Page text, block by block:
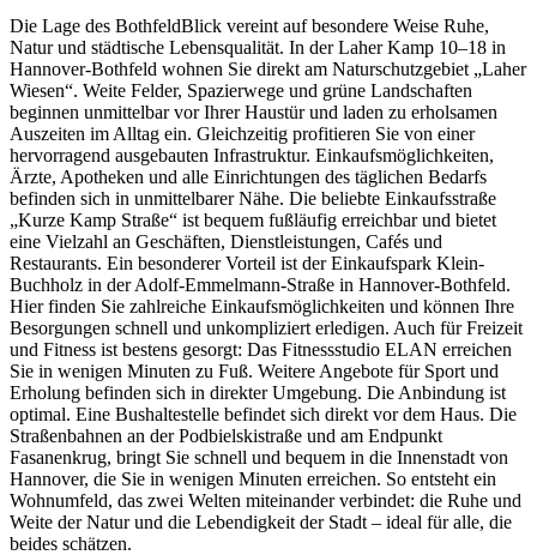
Die Lage des BothfeldBlick vereint auf besondere Weise Ruhe,
Natur und städtische Lebensqualität. In der Laher Kamp 10–18 in
Hannover-Bothfeld wohnen Sie direkt am Naturschutzgebiet „Laher
Wiesen“. Weite Felder, Spazierwege und grüne Landschaften
beginnen unmittelbar vor Ihrer Haustür und laden zu erholsamen
Auszeiten im Alltag ein. Gleichzeitig profitieren Sie von einer
hervorragend ausgebauten Infrastruktur. Einkaufsmöglichkeiten,
Ärzte, Apotheken und alle Einrichtungen des täglichen Bedarfs
befinden sich in unmittelbarer Nähe. Die beliebte Einkaufsstraße
„Kurze Kamp Straße“ ist bequem fußläufig erreichbar und bietet
eine Vielzahl an Geschäften, Dienstleistungen, Cafés und
Restaurants. Ein besonderer Vorteil ist der Einkaufspark Klein-
Buchholz in der Adolf-Emmelmann-Straße in Hannover-Bothfeld.
Hier finden Sie zahlreiche Einkaufsmöglichkeiten und können Ihre
Besorgungen schnell und unkompliziert erledigen. Auch für Freizeit
und Fitness ist bestens gesorgt: Das Fitnessstudio ELAN erreichen
Sie in wenigen Minuten zu Fuß. Weitere Angebote für Sport und
Erholung befinden sich in direkter Umgebung. Die Anbindung ist
optimal. Eine Bushaltestelle befindet sich direkt vor dem Haus. Die
Straßenbahnen an der Podbielskistraße und am Endpunkt
Fasanenkrug, bringt Sie schnell und bequem in die Innenstadt von
Hannover, die Sie in wenigen Minuten erreichen. So entsteht ein
Wohnumfeld, das zwei Welten miteinander verbindet: die Ruhe und
Weite der Natur und die Lebendigkeit der Stadt – ideal für alle, die
beides schätzen.